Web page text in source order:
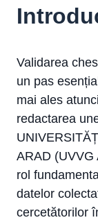
Validarea
un pas
mai ales
redactarea
ARAD (UVVG
rol
datelor
cercetătorilor